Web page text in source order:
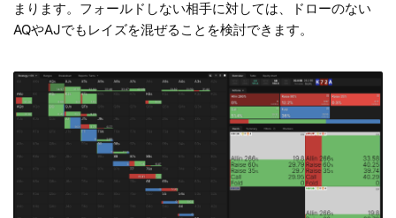
まります。フォールドしない相手に対しては、ドローのない
AQやAJでもレイズを混ぜることを検討できます。